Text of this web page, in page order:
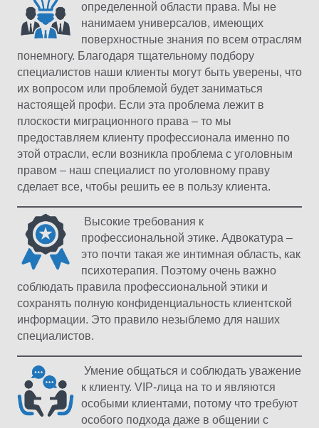
определенной области права. Мы не
нанимаем универсалов, имеющих
поверхностные знания по всем отраслям
понемногу. Благодаря тщательному подбору
специалистов наши клиенты могут быть уверены, что
их вопросом или проблемой будет заниматься
настоящей профи. Если эта проблема лежит в
плоскости миграционного права – то мы
предоставляем клиенту профессионала именно по
этой отрасли, если возникла проблема с уголовным
правом – наш специалист по уголовному праву
сделает все, чтобы решить ее в пользу клиента.
Высокие требования к
профессиональной этике. Адвокатура – ​​
это почти такая же интимная область, как
психотерапия. Поэтому очень важно
соблюдать правила профессиональной этики и
сохранять полную конфиденциальность клиентской
информации. Это правило незыблемо для наших
специалистов.
Умение общаться и соблюдать уважение
к клиенту. VIP-лица на то и являются
особыми клиентами, потому что требуют
особого подхода даже в общении с